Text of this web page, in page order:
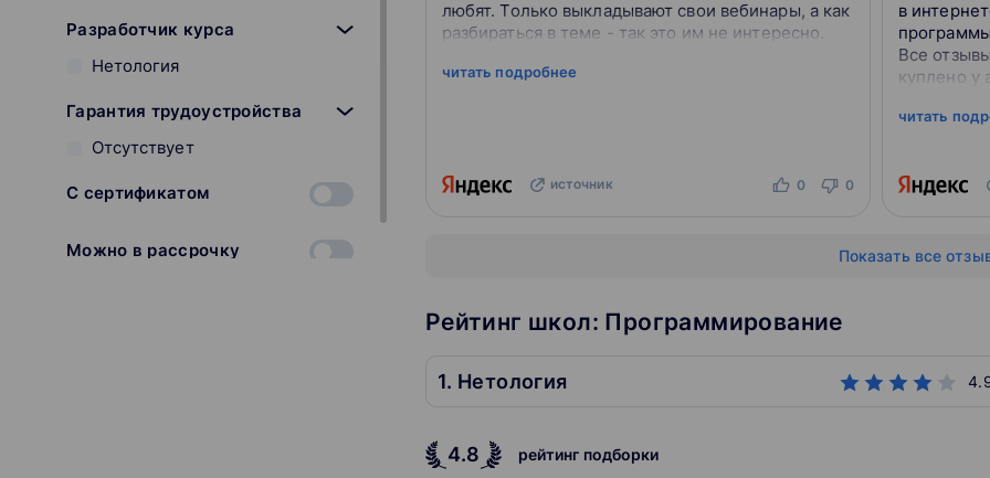
Разработчик курса
Нетология
Гарантия трудоустройства
Отсутствует
С сертификатом
Можно в рассрочку
любят. Только выкладывают свои вебинары, а как
разбираться в теме - так это им не интересно.
читать подробнее
источник 0 0
в
Все
куплено у
читать
Показать все
Рейтинг школ: Программирование
1. Нетология
4.8 рейтинг подборки